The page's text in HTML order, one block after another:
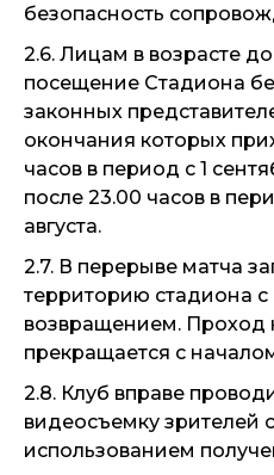
безопасность
2.6. Лицам в возрасте
посещение Стадиона
законных
окончания которых
часов в период с 1
после 23.00 часов в
августа.
2.7. В перерыве матча
территорию стадиона
возвращением. Проход
прекращается с
2.8. Клуб вправе
видеосъемку зрителей
использованием